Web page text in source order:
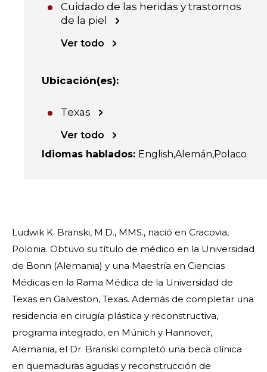
Cuidado de las heridas y trastornos
de la piel
Ver todo
Ubicación(es):
Texas
Ver todo
Idiomas hablados: English Alemán Polaco
Ludwik K. Branski, M.D., MMS., nació en Cracovia,
Polonia. Obtuvo su título de médico en la Universidad
de Bonn (Alemania) y una Maestría en Ciencias
Médicas en la Rama Médica de la Universidad de
Texas en Galveston, Texas. Además de completar una
residencia en cirugía plástica y reconstructiva,
programa integrado, en Múnich y Hannover,
Alemania, el Dr. Branski completó una beca clínica
en quemaduras agudas y reconstrucción de